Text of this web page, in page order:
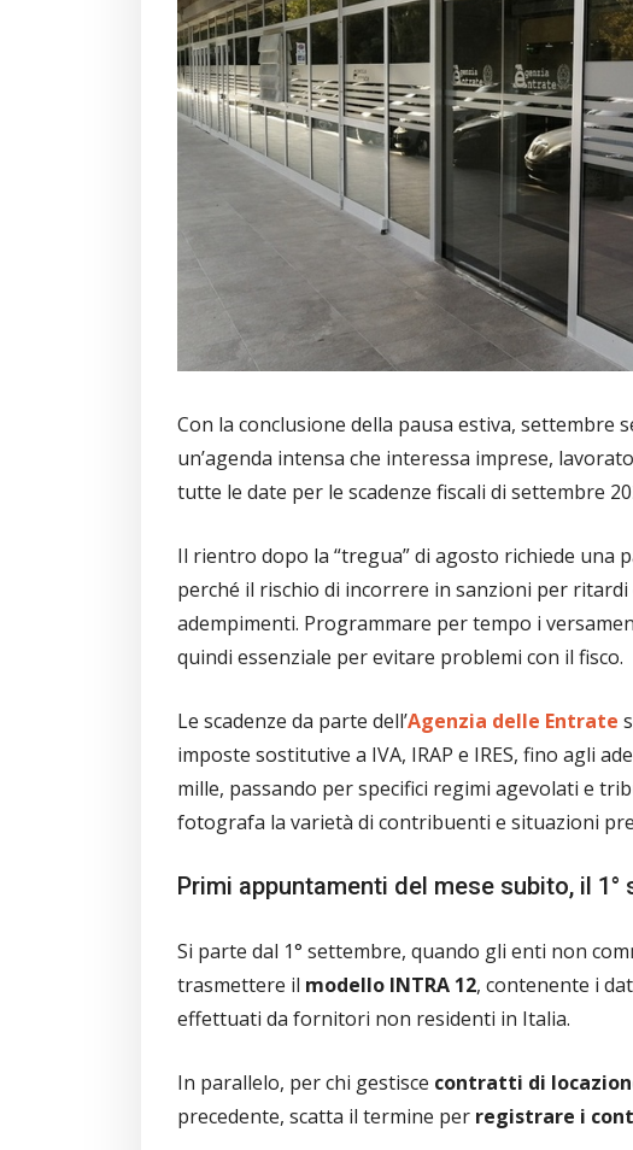
Con la conclusione della pausa estiva, settembre
un’agenda intensa che interessa imprese,
tutte le date per le scadenze fiscali di settembre
Il rientro dopo la “tregua” di agosto richiede una
perché il rischio di incorrere in sanzioni per
adempimenti. Programmare per tempo i
quindi essenziale per evitare problemi con il fisco.
Le scadenze da parte dell’Agenzia delle Entrate
imposte sostitutive a IVA, IRAP e IRES, fino agli
mille, passando per specifici regimi agevolati e
fotografa la varietà di contribuenti e situazioni
Primi appuntamenti del mese subito, il 1°
Si parte dal 1° settembre, quando gli enti non
trasmettere il modello INTRA 12, contenente i
effettuati da fornitori non residenti in Italia.
In parallelo, per chi gestisce contratti di
precedente, scatta il termine per registrare i